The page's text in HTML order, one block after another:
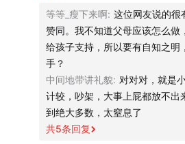
文案整理 |陈思宇
鸣鸣
实习生｜陈思宇
用你的声音，讲述你的故事。故事
的声音节目。在以下渠道均可收听
他们给出的所有建议都充满了短
的局限性，他们唯一能给你的参
"隔壁家孩子"或者"我同事说"。
他们之所以在大事上拎不清，是
洪流推着走的、认知早已固化的
可能连他们自己的人生都过得一塌
而这才是这个模式里最可悲也最让
一个没有能力为你人生掌舵的人
等等_瘦下来啊: 这位网友说的很
赞同。我不知道父母应该怎么做
给孩子支持，所以要有自知之明
手？
中间地带讲礼貌: 对对对，就是
计较，吵架，大事上屁都放不出
到绝大多数，太窒息了
共5条回复